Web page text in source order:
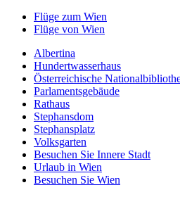
Flüge zum Wien
Flüge von Wien
Albertina
Hundertwasserhaus
Österreichische
Parlamentsgebäude
Rathaus
Stephansdom
Stephansplatz
Volksgarten
Besuchen Sie Innere Stadt
Urlaub in Wien
Besuchen Sie Wien